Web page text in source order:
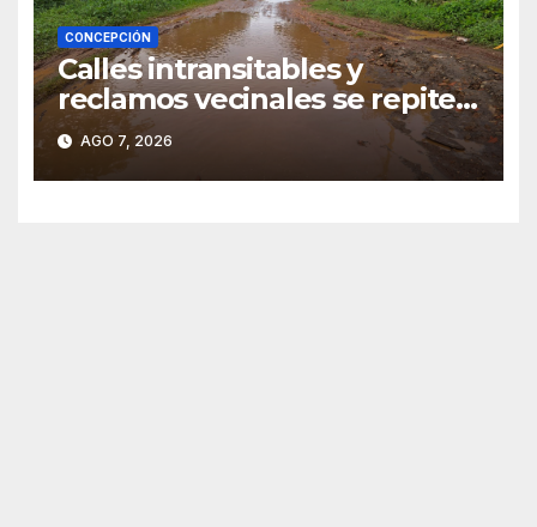
CONCEPCIÓN
Calles intransitables y
reclamos vecinales se repiten
en barrios de Concepción
AGO 7, 2026